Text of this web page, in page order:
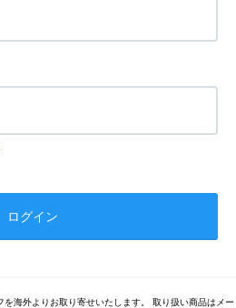
海外よりお取り寄せいたします。 取り扱い商品はメー